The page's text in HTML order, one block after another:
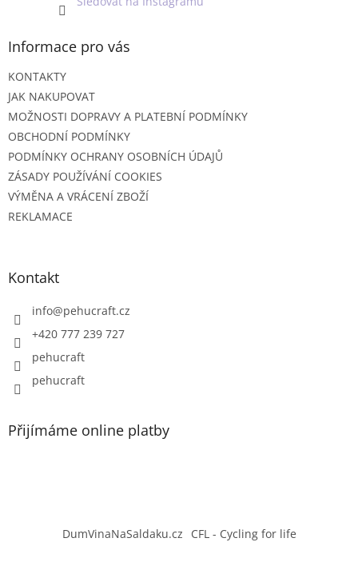
Informace pro vás
KONTAKTY
JAK NAKUPOVAT
MOŽNOSTI DOPRAVY A PLATEBNÍ PODMÍNKY
OBCHODNÍ PODMÍNKY
PODMÍNKY OCHRANY OSOBNÍCH ÚDAJŮ
ZÁSADY POUŽÍVÁNÍ COOKIES
VÝMĚNA A VRÁCENÍ ZBOŽÍ
REKLAMACE
Kontakt
info@pehucraft.cz
+420 777 239 727
pehucraft
pehucraft
Přijímáme online platby
DumVinaNaSaldaku.cz CFL - Cycling for life